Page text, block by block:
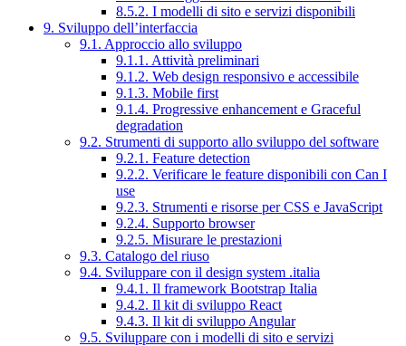
8.5.2. I modelli di sito e servizi disponibili
9. Sviluppo dell’interfaccia
9.1. Approccio allo sviluppo
9.1.1. Attività preliminari
9.1.2. Web design responsivo e accessibile
9.1.3. Mobile first
9.1.4. Progressive enhancement e Graceful
degradation
9.2. Strumenti di supporto allo sviluppo del software
9.2.1. Feature detection
9.2.2. Verificare le feature disponibili con Can I
use
9.2.3. Strumenti e risorse per CSS e JavaScript
9.2.4. Supporto browser
9.2.5. Misurare le prestazioni
9.3. Catalogo del riuso
9.4. Sviluppare con il design system .italia
9.4.1. Il framework Bootstrap Italia
9.4.2. Il kit di sviluppo React
9.4.3. Il kit di sviluppo Angular
9.5. Sviluppare con i modelli di sito e servizi